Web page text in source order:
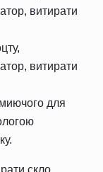
витирати
витирати
для
скло